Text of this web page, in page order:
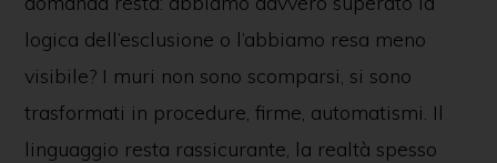
logica dell’esclusione o l’abbiamo resa meno
visibile? I muri non sono scomparsi, si sono
trasformati in procedure, firme, automatismi. Il
linguaggio resta rassicurante, la realtà spesso